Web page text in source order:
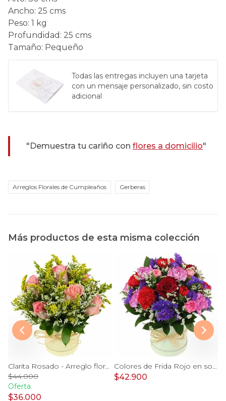
Ancho: 25 cms
Peso: 1 kg
Profundidad : 25 cms
Tamaño: Pequeño
Todas las entregas incluyen una tarjeta
con un mensaje personalizado, sin costo
adicional
"Demuestra tu cariño con flores a domicilio"
Arreglos Florales de Cumpleaños Gerberas
Más productos de esta misma colección
Clarita Rosado - Arreglo floral en sombrerero con rosas Rosado, limonium y vara de oro
$44.000
Oferta
$36.000
Colores de Frida Rojo en sombrerero - Arreglo floral con rosas, claveles, estate y limonium
$42.900